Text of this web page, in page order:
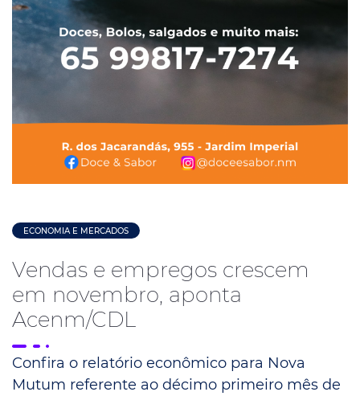
ECONOMIA E MERCADOS
Vendas e empregos crescem
em novembro, aponta
Acenm/CDL
Confira o relatório econômico para Nova
Mutum referente ao décimo primeiro mês de